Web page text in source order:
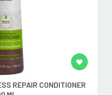
REPAIR CONDITIONER